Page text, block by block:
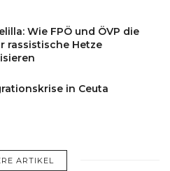
Wie FPÖ und ÖVP die
rassistische Hetze
in Ceuta
ARTIKEL